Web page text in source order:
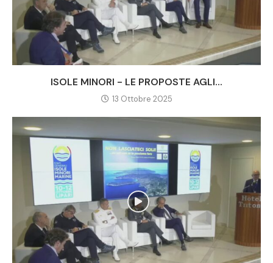
ISOLE MINORI - LE PROPOSTE AGLI...
13 Ottobre 2025